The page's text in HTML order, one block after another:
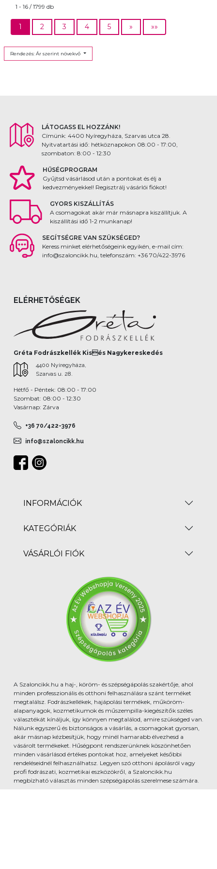
1 - 16 / 1799 db
1 2 3 4 5 » »»
Rendezés: Ár szerint növekvő
LÁTOGASS EL HOZZÁNK!
Címünk: 4400 Nyíregyháza, Szarvas utca 28.
Nyitvatartási idő: hétköznapokon 08:00 - 17:00,
szombaton: 8:00 - 12:30
HŰSÉGPROGRAM
Gyűjtsd vásárlásod után a pontokat és élj a
kedvezményekkel! Regisztrálj vásárlói fiókot!
GYORS KISZÁLLÍTÁS
A csomagokat akár már másnapra kiszállítjuk. A
kiszállítási idő 1-2 munkanap!
SEGÍTSÉGRE VAN SZÜKSÉGED?
Keress minket elérhetőségeink egyikén, e-mail cím:
info@szaloncikk.hu, telefonszám: +36 70/422-3976
ELÉRHETŐSÉGEK
Gréta Fodrászkellék Kisés Nagykereskedés
4400 Nyíregyháza,
Szarvas u. 28.
Hétfő - Péntek: 08:00 - 17:00
Szombat: 08:00 - 12:30
Vasárnap: Zárva
+36 70/422-3976
info@szaloncikk.hu
INFORMÁCIÓK
KATEGÓRIÁK
VÁSÁRLÓI FIÓK
A Szaloncikk.hu a haj-, köröm- és szépségápolás szakértője, ahol
minden professzionális és otthoni felhasználásra szánt terméket
megtalálsz. Fodrászkellékek, hajápolási termékek, műköröm-
alapanyagok, kozmetikumok és műszempilla-kiegészítők széles
választékát kínáljuk, így könnyen megtalálod, amire szükséged van.
Nálunk egyszerű és biztonságos a vásárlás, a csomagokat gyorsan,
akár másnap kézbesítjük, hogy minél hamarabb élvezhesd a
vásárolt termékeket. Hűségpont rendszerünknek köszönhetően
minden vásárlásod értékes pontokat hoz, amelyeket későbbi
rendeléseidnél felhasználhatsz. Legyen szó otthoni ápolásról vagy
profi fodrászati, kozmetikai eszközökről, a Szaloncikk.hu
megbízható választás minden szépségápolás szerelmese számára.